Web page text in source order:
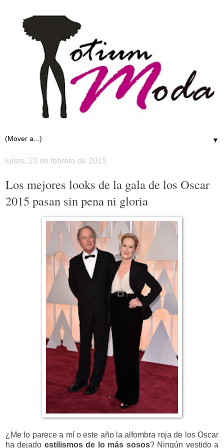
▼
lunes, 23 de febrero de 2015
Los mejores looks de la gala de los Oscar
2015 pasan sin pena ni gloria
¿Me lo parece a mí o este año la alfombra roja de los Oscar
ha dejado estilismos de lo más sosos? Ningún vestido a